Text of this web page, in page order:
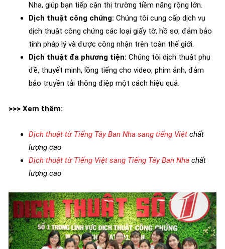
Nha, giúp bạn tiếp cận thị trường tiềm năng rộng lớn.
Dịch thuật công chứng: Chúng tôi cung cấp dịch vụ
dịch thuật công chứng các loại giấy tờ, hồ sơ, đảm bảo
tính pháp lý và được công nhận trên toàn thế giới.
Dịch thuật đa phương tiện: Chúng tôi dịch thuật phụ
đề, thuyết minh, lồng tiếng cho video, phim ảnh, đảm
bảo truyền tải thông điệp một cách hiệu quả.
>>> Xem thêm:
Dịch thuật từ Tiếng Tây Ban Nha sang tiếng Việt chất
lượng cao
Dịch thuật từ Tiếng Việt sang Tiếng Tây Ban Nha chất
lượng cao